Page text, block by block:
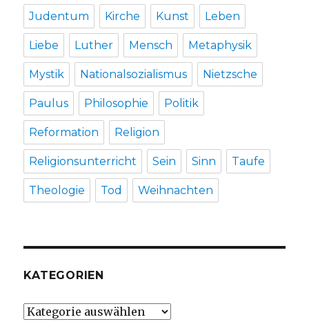
Judentum Kirche Kunst Leben
Liebe Luther Mensch Metaphysik
Mystik Nationalsozialismus Nietzsche
Paulus Philosophie Politik
Reformation Religion
Religionsunterricht Sein Sinn Taufe
Theologie Tod Weihnachten
KATEGORIEN
Kategorien